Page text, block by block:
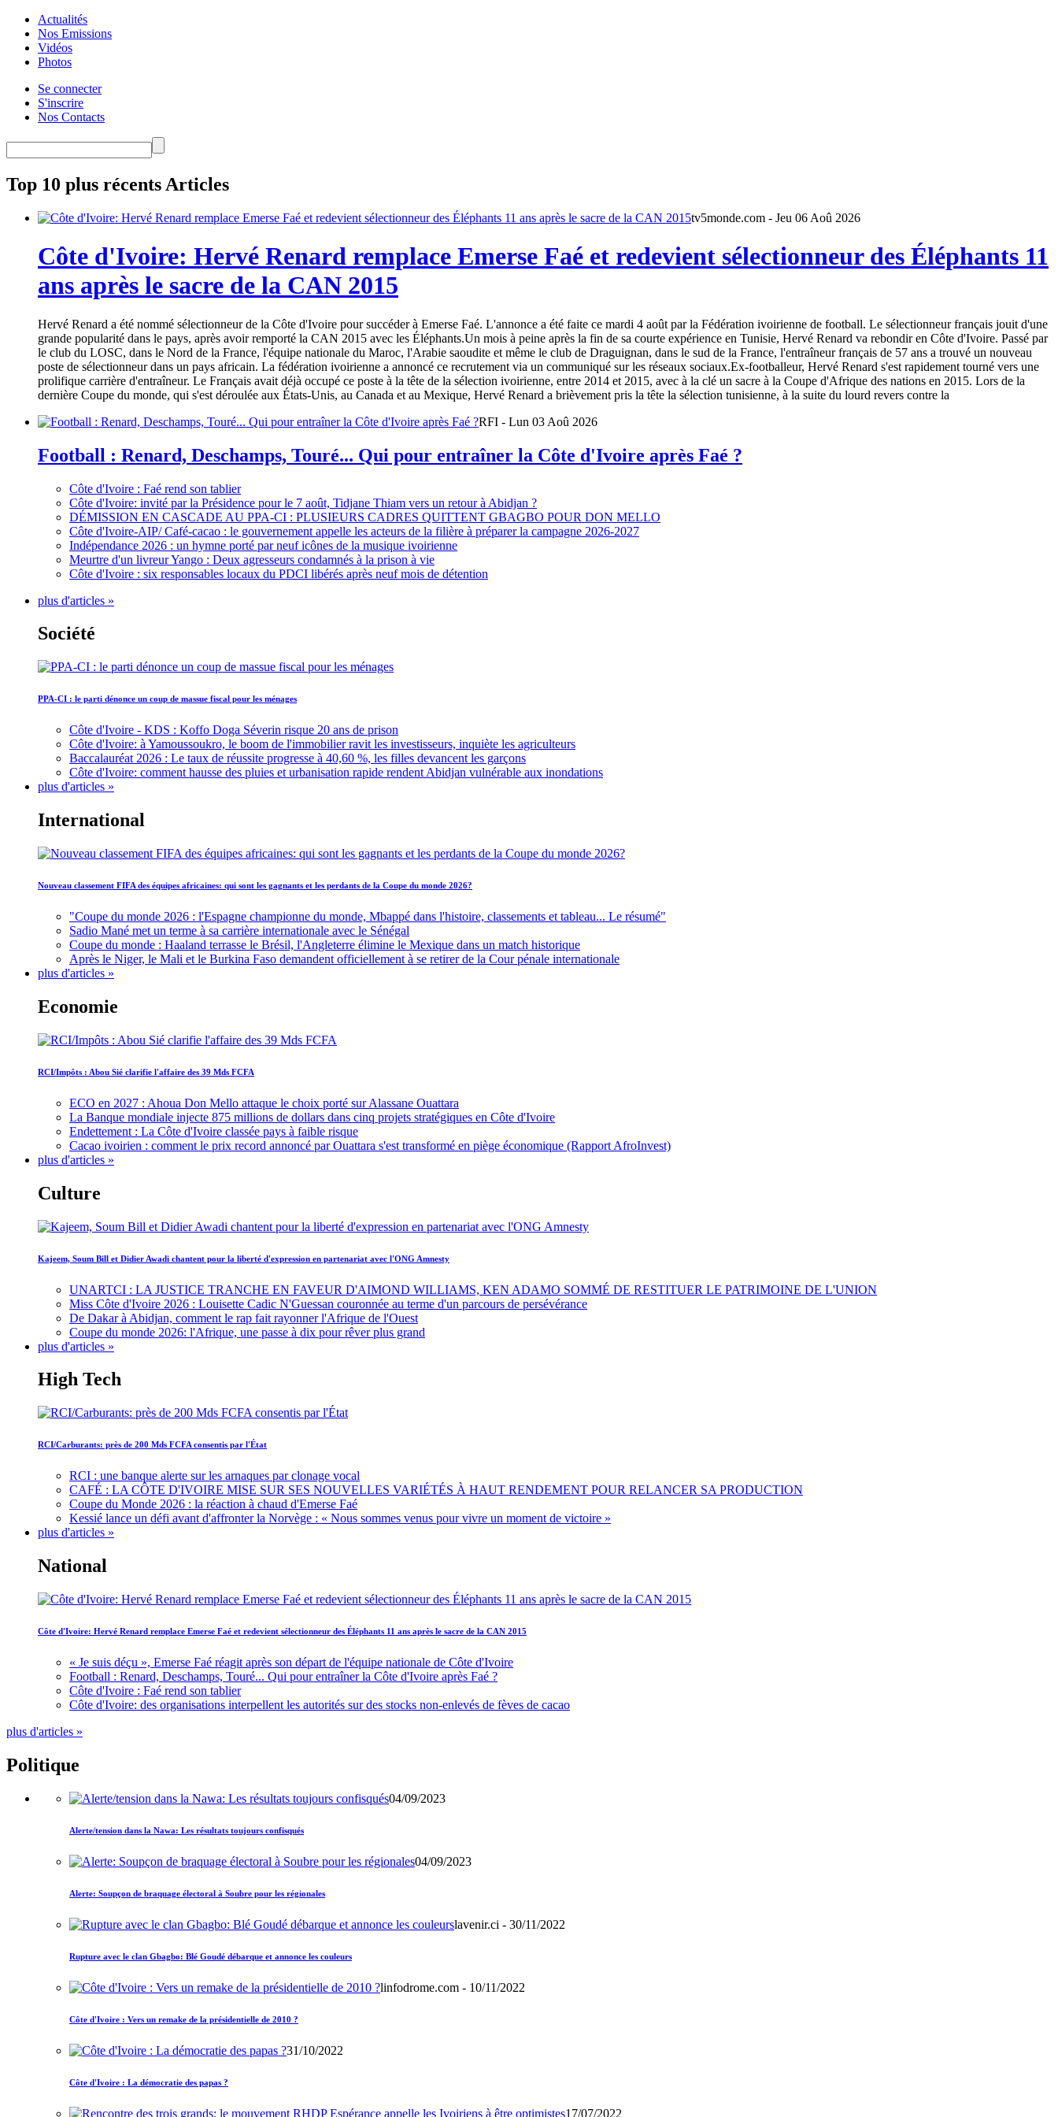
Actualités
Nos Emissions
Vidéos
Photos
Se connecter
S'inscrire
Nos Contacts
Top 10 plus récents Articles
tv5monde.com - Jeu 06 Aoû 2026
Côte d'Ivoire: Hervé Renard remplace Emerse Faé et redevient sélectionneur des Éléphants 11
ans après le sacre de la CAN 2015
Hervé Renard a été nommé sélectionneur de la Côte d'Ivoire pour succéder à Emerse Faé. L'annonce a été faite ce mardi 4 août par la Fédération ivoirienne de football. Le sélectionneur français jouit d'une
grande popularité dans le pays, après avoir remporté la CAN 2015 avec les Éléphants.Un mois à peine après la fin de sa courte expérience en Tunisie, Hervé Renard va rebondir en Côte d'Ivoire. Passé par
le club du LOSC, dans le Nord de la France, l'équipe nationale du Maroc, l'Arabie saoudite et même le club de Draguignan, dans le sud de la France, l'entraîneur français de 57 ans a trouvé un nouveau
poste de sélectionneur dans un pays africain. La fédération ivoirienne a annoncé ce recrutement via un communiqué sur les réseaux sociaux.Ex-footballeur, Hervé Renard s'est rapidement tourné vers une
prolifique carrière d'entraîneur. Le Français avait déjà occupé ce poste à la tête de la sélection ivoirienne, entre 2014 et 2015, avec à la clé un sacre à la Coupe d'Afrique des nations en 2015. Lors de la
dernière Coupe du monde, qui s'est déroulée aux États-Unis, au Canada et au Mexique, Hervé Renard a brièvement pris la tête la sélection tunisienne, à la suite du lourd revers contre la
RFI - Lun 03 Aoû 2026
Football : Renard, Deschamps, Touré... Qui pour entraîner la Côte d'Ivoire après Faé ?
Côte d'Ivoire : Faé rend son tablier
Côte d'Ivoire: invité par la Présidence pour le 7 août, Tidjane Thiam vers un retour à Abidjan ?
DÉMISSION EN CASCADE AU PPA-CI : PLUSIEURS CADRES QUITTENT GBAGBO POUR DON MELLO
Côte d'Ivoire-AIP/ Café-cacao : le gouvernement appelle les acteurs de la filière à préparer la campagne 2026-2027
Indépendance 2026 : un hymne porté par neuf icônes de la musique ivoirienne
Meurtre d'un livreur Yango : Deux agresseurs condamnés à la prison à vie
Côte d'Ivoire : six responsables locaux du PDCI libérés après neuf mois de détention
plus d'articles »
Société
PPA-CI : le parti dénonce un coup de massue fiscal pour les ménages
Côte d'Ivoire - KDS : Koffo Doga Séverin risque 20 ans de prison
Côte d'Ivoire: à Yamoussoukro, le boom de l'immobilier ravit les investisseurs, inquiète les agriculteurs
Baccalauréat 2026 : Le taux de réussite progresse à 40,60 %, les filles devancent les garçons
Côte d'Ivoire: comment hausse des pluies et urbanisation rapide rendent Abidjan vulnérable aux inondations
plus d'articles »
International
Nouveau classement FIFA des équipes africaines: qui sont les gagnants et les perdants de la Coupe du monde 2026?
"Coupe du monde 2026 : l'Espagne championne du monde, Mbappé dans l'histoire, classements et tableau... Le résumé"
Sadio Mané met un terme à sa carrière internationale avec le Sénégal
Coupe du monde : Haaland terrasse le Brésil, l'Angleterre élimine le Mexique dans un match historique
Après le Niger, le Mali et le Burkina Faso demandent officiellement à se retirer de la Cour pénale internationale
plus d'articles »
Economie
RCI/Impôts : Abou Sié clarifie l'affaire des 39 Mds FCFA
ECO en 2027 : Ahoua Don Mello attaque le choix porté sur Alassane Ouattara
La Banque mondiale injecte 875 millions de dollars dans cinq projets stratégiques en Côte d'Ivoire
Endettement : La Côte d'Ivoire classée pays à faible risque
Cacao ivoirien : comment le prix record annoncé par Ouattara s'est transformé en piège économique (Rapport AfroInvest)
plus d'articles »
Culture
Kajeem, Soum Bill et Didier Awadi chantent pour la liberté d'expression en partenariat avec l'ONG Amnesty
UNARTCI : LA JUSTICE TRANCHE EN FAVEUR D'AIMOND WILLIAMS, KEN ADAMO SOMMÉ DE RESTITUER LE PATRIMOINE DE L'UNION
Miss Côte d'Ivoire 2026 : Louisette Cadic N'Guessan couronnée au terme d'un parcours de persévérance
De Dakar à Abidjan, comment le rap fait rayonner l'Afrique de l'Ouest
Coupe du monde 2026: l'Afrique, une passe à dix pour rêver plus grand
plus d'articles »
High Tech
RCI/Carburants: près de 200 Mds FCFA consentis par l'État
RCI : une banque alerte sur les arnaques par clonage vocal
CAFÉ : LA CÔTE D'IVOIRE MISE SUR SES NOUVELLES VARIÉTÉS À HAUT RENDEMENT POUR RELANCER SA PRODUCTION
Coupe du Monde 2026 : la réaction à chaud d'Emerse Faé
Kessié lance un défi avant d'affronter la Norvège : « Nous sommes venus pour vivre un moment de victoire »
plus d'articles »
National
Côte d'Ivoire: Hervé Renard remplace Emerse Faé et redevient sélectionneur des Éléphants 11 ans après le sacre de la CAN 2015
« Je suis déçu », Emerse Faé réagit après son départ de l'équipe nationale de Côte d'Ivoire
Football : Renard, Deschamps, Touré... Qui pour entraîner la Côte d'Ivoire après Faé ?
Côte d'Ivoire : Faé rend son tablier
Côte d'Ivoire: des organisations interpellent les autorités sur des stocks non-enlevés de fèves de cacao
plus d'articles »
Politique
04/09/2023
Alerte/tension dans la Nawa: Les résultats toujours confisqués
04/09/2023
Alerte: Soupçon de braquage électoral à Soubre pour les régionales
lavenir.ci - 30/11/2022
Rupture avec le clan Gbagbo: Blé Goudé débarque et annonce les couleurs
linfodrome.com - 10/11/2022
Côte d'Ivoire : Vers un remake de la présidentielle de 2010 ?
31/10/2022
Côte d'Ivoire : La démocratie des papas ?
17/07/2022